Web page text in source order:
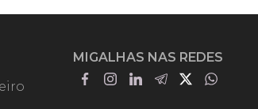
MIGALHAS NAS REDES